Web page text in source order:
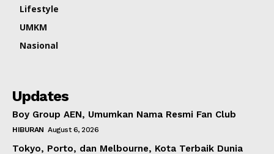
Lifestyle
UMKM
Nasional
Updates
Boy Group AEN, Umumkan Nama Resmi Fan Club
HIBURAN August 6, 2026
Tokyo, Porto, dan Melbourne, Kota Terbaik Dunia